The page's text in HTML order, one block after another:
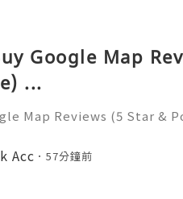
Google Map
...
Map Reviews (5 Star &
search engines serve as
f
Acc 57分鐘前